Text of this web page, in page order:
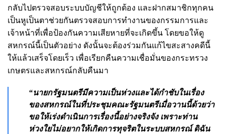
กลับไปตรวจสอบระบบบัญชีให้ถูกต้อง และฝากสมาชิกทุกคน
เป็นหูเป็นตาช่วยกันตรวจสอบการทำงานของกรรมการและ
เจ้าหน้าที่เพื่อป้องกันความเสียหายที่จะเกิดขึ้น โดยขอให้ดู
สหกรณ์นี้เป็นตัวอย่าง ดังนั้นจะต้องร่วมกันแก้ไขสะสางคดีนี้
ให้แล้วเสร็จโดยเร็ว เพื่อเรียกคืนความเชื่อมั่นของกระทรวง
เกษตรและสหกรณ์กลับคืนมา
“นายกรัฐมนตรีมีความเป็นห่วงและได้กำชับในเรื่อง
ของสหกรณ์ในที่ประชุมคณะรัฐมนตรีเมื่อวานนี้ด้วยว่า
ขอให้เร่งดำเนินการเรื่องนี้อย่างจริงจัง เพราะท่าน
ห่วงใยไม่อยากให้เกิดการทุจริตในระบบสหกรณ์ ดิฉัน